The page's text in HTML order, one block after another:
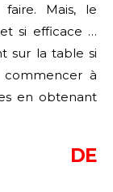
Mais, le
si efficace …
sur la table si
à
en obtenant
DE